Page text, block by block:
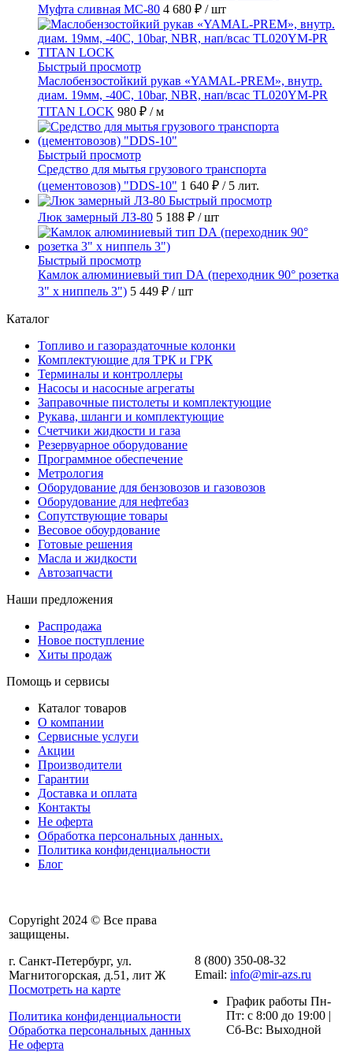
Муфта сливная МС-80 4 680 ₽ / шт
Быстрый просмотр
Маслобензостойкий рукав «YAMAL-PREM», внутр.
диам. 19мм, -40C, 10bar, NBR, нап/всас TL020YM-PR
TITAN LOCK 980 ₽ / м
Быстрый просмотр
Средство для мытья грузового транспорта
(цементовозов) "DDS-10" 1 640 ₽ / 5 лит.
Быстрый просмотр
Люк замерный ЛЗ-80 5 188 ₽ / шт
Быстрый просмотр
Камлок алюминиевый тип DА (переходник 90° розетка
3" х ниппель 3") 5 449 ₽ / шт
Каталог
Топливо и газораздаточные колонки
Комплектующие для ТРК и ГРК
Терминалы и контроллеры
Насосы и насосные агрегаты
Заправочные пистолеты и комплектующие
Рукава, шланги и комплектующие
Счетчики жидкости и газа
Резервуарное оборудование
Программное обеспечение
Метрология
Оборудование для бензовозов и газовозов
Оборудование для нефтебаз
Сопутствующие товары
Весовое обоурдование
Готовые решения
Масла и жидкости
Автозапчасти
Наши предложения
Распродажа
Новое поступление
Хиты продаж
Помощь и сервисы
Каталог товаров
О компании
Сервисные услуги
Акции
Производители
Гарантии
Доставка и оплата
Контакты
Не оферта
Обработка персональных данных.
Политика конфиденциальности
Блог
Copyright 2024 © Все права
защищены.
г. Санкт-Петербург, ул.
Магнитогорская, д.51, лит Ж
Посмотреть на карте
Политика конфиденциальности
Обработка персональных данных
Не оферта
8 (800) 350-08-32
Email: info@mir-azs.ru
График работы Пн-
Пт: с 8:00 до 19:00 |
Сб-Вс: Выходной